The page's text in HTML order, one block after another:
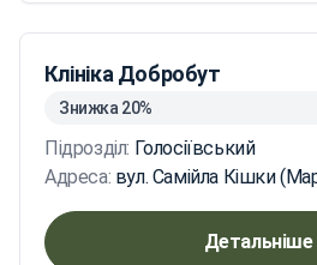
Клініка Добробут
Знижка 20%
Підрозділ: Голосіївський
Адреса: вул. Самійла Кішки
Детальніше